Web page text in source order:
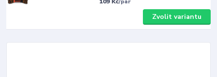
/pár
Zvolit variantu